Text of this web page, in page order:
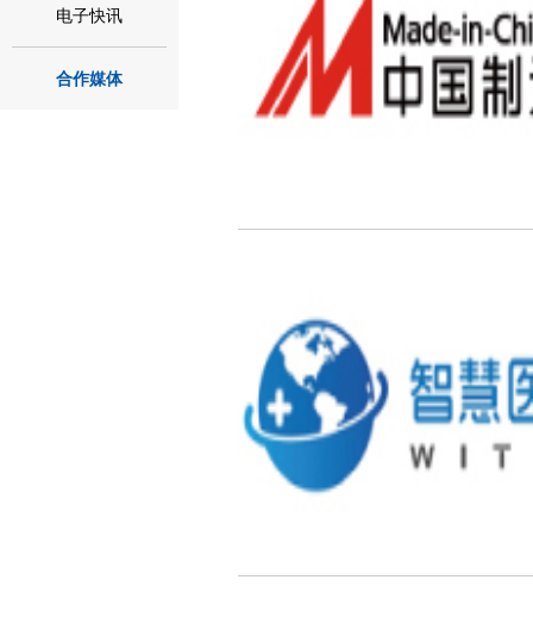
电子快讯
合作媒体